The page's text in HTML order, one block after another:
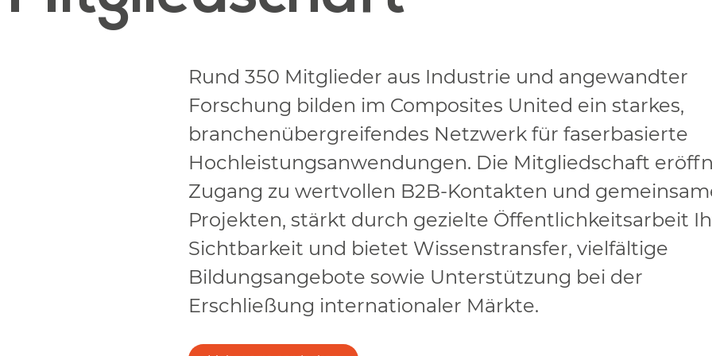
Rund 350 Mitglieder aus Industrie und angewandter
Forschung bilden im Composites United ein starkes,
branchenübergreifendes Netzwerk für faserbasierte
Hochleistungsanwendungen. Die Mitgliedschaft
Zugang zu wertvollen B2B-Kontakten und
Projekten, stärkt durch gezielte Öffentlichkeitsarbeit
Sichtbarkeit und bietet Wissenstransfer, vielfältige
Bildungsangebote sowie Unterstützung bei der
Erschließung internationaler Märkte.